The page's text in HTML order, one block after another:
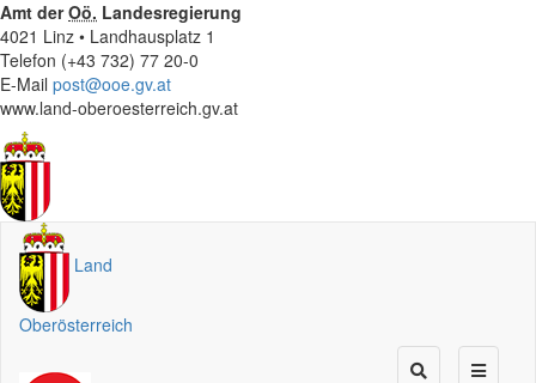
Amt derOö. Landesregierung
4021 Linz • Landhausplatz 1
Telefon (+43 732) 77 20-0
E-Mail post@ooe.gv.at
www.land-oberoesterreich.gv.at
Land
Oberösterreich